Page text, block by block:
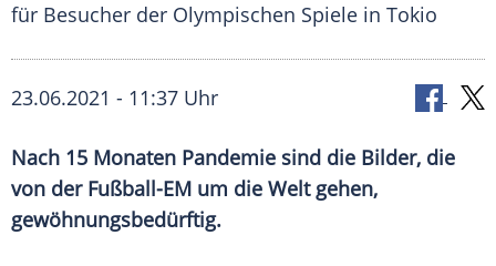
für Besucher der Olympischen Spiele in Tokio
23.06.2021 - 11:37 Uhr
Nach 15 Monaten Pandemie sind die Bilder, die
von der Fußball-EM um die Welt gehen,
gewöhnungsbedürftig.